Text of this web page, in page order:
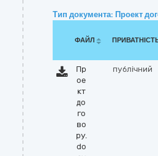
Тип документа: Проект
ФАЙЛ
Пр
ое
кт
до
го
во
ру.
do
публічний